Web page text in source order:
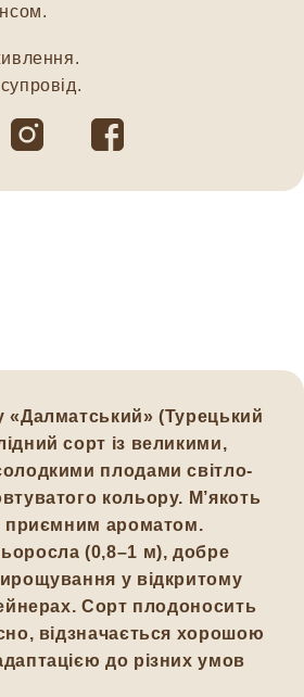
«Далматський» (Турецький
сорт із великими,
плодами світло-
кольору. М’якоть
приємним ароматом.
(0,8–1 м), добре
у відкритому
Сорт плодоносить
відзначається хорошою
до різних умов